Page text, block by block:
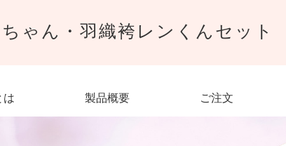
ゃん・羽織袴レンくんセット
は 製品概要 ご注文